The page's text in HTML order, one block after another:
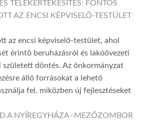
TELEKÉRTÉKESÍTÉS: FONTOS
AZ ENCSI KÉPVISELŐ-TESTÜLET
az encsi képviselő-testület, ahol
érintő beruházásról és lakóövezeti
döntés. Az önkormányzat
álló forrásokat a lehető
fel, miközben új fejlesztéseket
A NYÍREGYHÁZA–MEZŐZOMBOR